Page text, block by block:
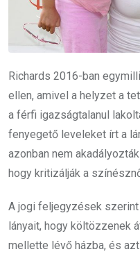
Richards 2016-ban
ellen, amivel a helyzet a
a férfi igazságtalanul
fenyegető leveleket írt a
azonban nem
hogy kritizálják a
A jogi feljegyzések szerint
lányait, hogy költözzenek
mellette lévő házba, és